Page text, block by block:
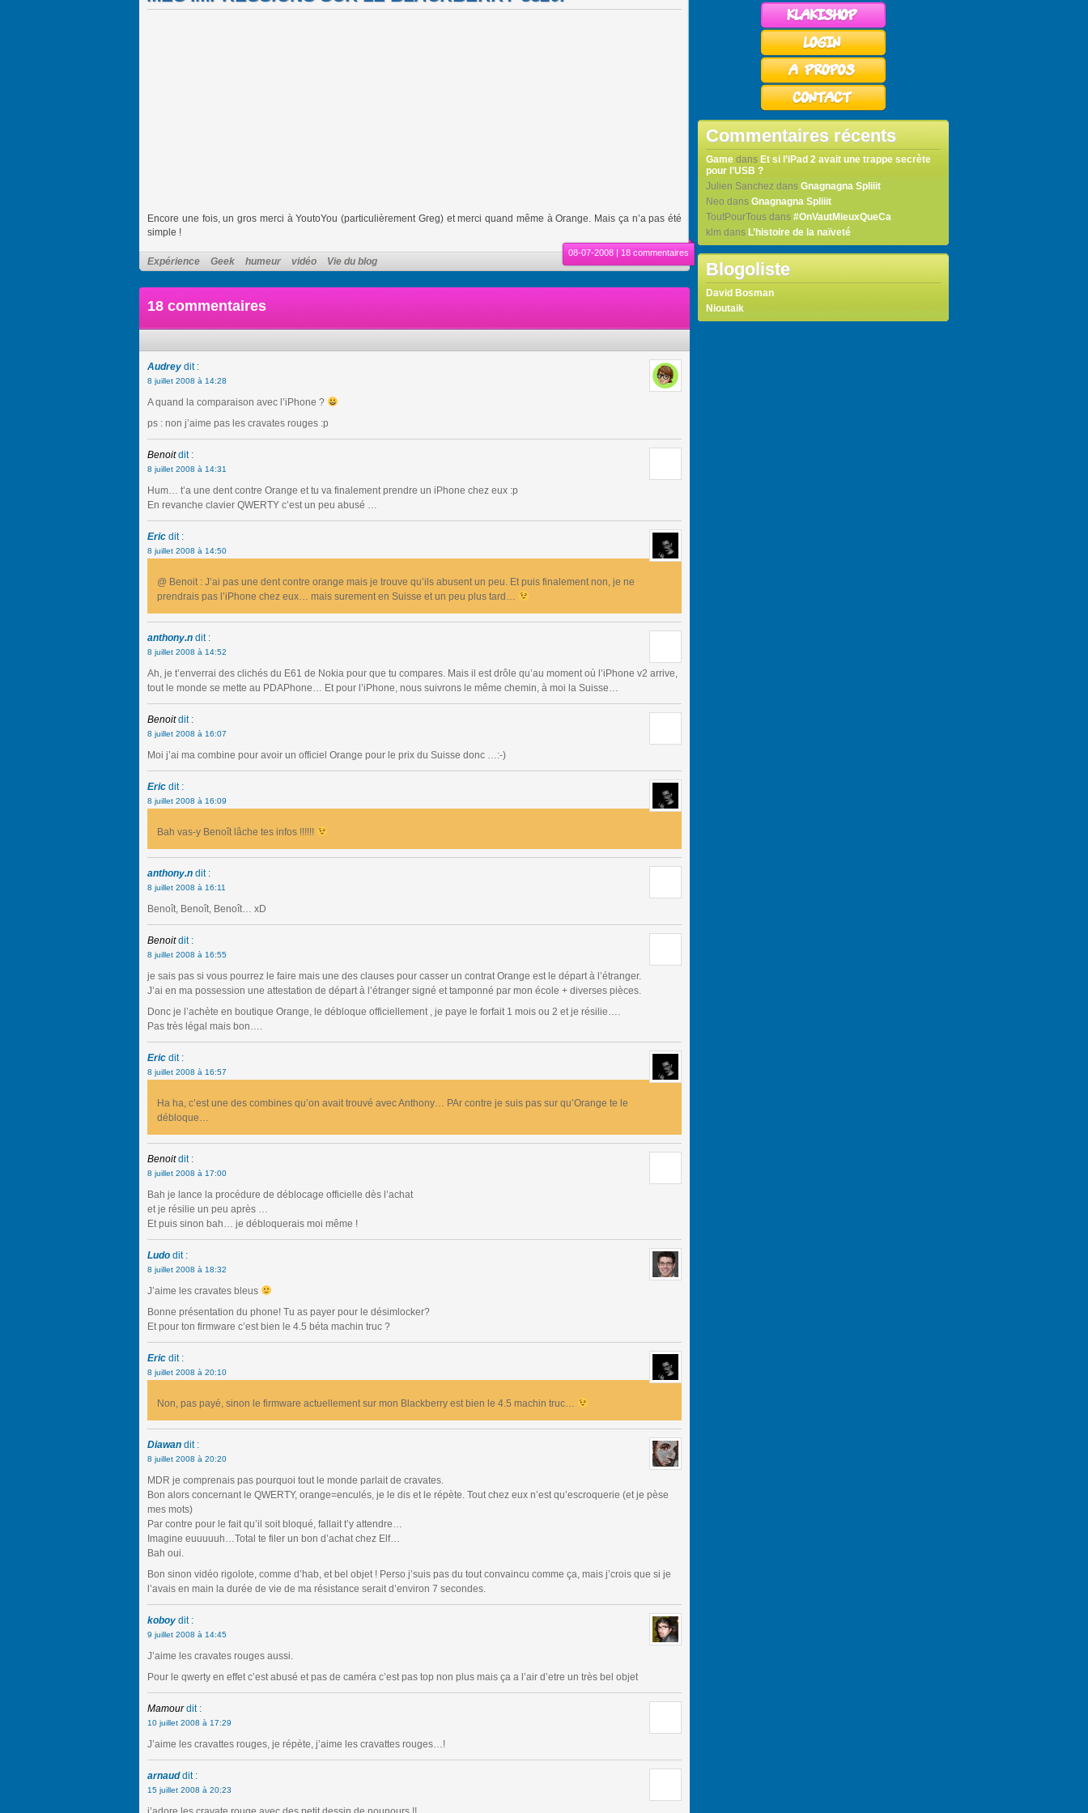
Encore une fois, un gros merci à YoutoYou (particulièrement Greg) et merci quand même à Orange. Mais ça n’a pas été
simple !
Expérience Geek humeur vidéo Vie du blog
08-07-2008 | 18 commentaires
18 commentaires
Audrey dit :
8 juillet 2008 à 14:28
A quand la comparaison avec l’iPhone ?
ps : non j’aime pas les cravates rouges :p
Benoit dit :
8 juillet 2008 à 14:31
Hum… t’a une dent contre Orange et tu va finalement prendre un iPhone chez eux :p
En revanche clavier QWERTY c’est un peu abusé …
Eric dit :
8 juillet 2008 à 14:50
@ Benoit : J’ai pas une dent contre orange mais je trouve qu’ils abusent un peu. Et puis finalement non, je ne
prendrais pas l’iPhone chez eux… mais surement en Suisse et un peu plus tard…
anthony.n dit :
8 juillet 2008 à 14:52
Ah, je t’enverrai des clichés du E61 de Nokia pour que tu compares. Mais il est drôle qu’au moment où l’iPhone v2 arrive,
tout le monde se mette au PDAPhone… Et pour l’iPhone, nous suivrons le même chemin, à moi la Suisse…
Benoit dit :
8 juillet 2008 à 16:07
Moi j’ai ma combine pour avoir un officiel Orange pour le prix du Suisse donc …:-)
Eric dit :
8 juillet 2008 à 16:09
Bah vas-y Benoît lâche tes infos !!!!!!
anthony.n dit :
8 juillet 2008 à 16:11
Benoît, Benoît, Benoît… xD
Benoit dit :
8 juillet 2008 à 16:55
je sais pas si vous pourrez le faire mais une des clauses pour casser un contrat Orange est le départ à l’étranger.
J’ai en ma possession une attestation de départ à l’étranger signé et tamponné par mon école + diverses pièces.
Donc je l’achète en boutique Orange, le débloque officiellement , je paye le forfait 1 mois ou 2 et je résilie….
Pas très légal mais bon….
Eric dit :
8 juillet 2008 à 16:57
Ha ha, c’est une des combines qu’on avait trouvé avec Anthony… PAr contre je suis pas sur qu’Orange te le
débloque…
Benoit dit :
8 juillet 2008 à 17:00
Bah je lance la procédure de déblocage officielle dès l’achat
et je résilie un peu après …
Et puis sinon bah… je débloquerais moi même !
Ludo dit :
8 juillet 2008 à 18:32
J’aime les cravates bleus
Bonne présentation du phone! Tu as payer pour le désimlocker?
Et pour ton firmware c’est bien le 4.5 béta machin truc ?
Eric dit :
8 juillet 2008 à 20:10
Non, pas payé, sinon le firmware actuellement sur mon Blackberry est bien le 4.5 machin truc…
Diawan dit :
8 juillet 2008 à 20:20
MDR je comprenais pas pourquoi tout le monde parlait de cravates.
Bon alors concernant le QWERTY, orange=enculés, je le dis et le répète. Tout chez eux n’est qu’escroquerie (et je pèse
mes mots)
Par contre pour le fait qu’il soit bloqué, fallait t’y attendre…
Imagine euuuuuh…Total te filer un bon d’achat chez Elf…
Bah oui.
Bon sinon vidéo rigolote, comme d’hab, et bel objet ! Perso j’suis pas du tout convaincu comme ça, mais j’crois que si je
l’avais en main la durée de vie de ma résistance serait d’environ 7 secondes.
koboy dit :
9 juillet 2008 à 14:45
J’aime les cravates rouges aussi.
Pour le qwerty en effet c’est abusé et pas de caméra c’est pas top non plus mais ça a l’air d’etre un très bel objet
Mamour dit :
10 juillet 2008 à 17:29
J’aime les cravattes rouges, je répète, j’aime les cravattes rouges…!
arnaud dit :
15 juillet 2008 à 20:23
Commentaires récents
Game dans Et si l’iPad 2 avait une trappe secrète
pour l’USB ?
Julien Sanchez dans Gnagnagna Spliiit
Neo dans Gnagnagna Spliiit
ToutPourTous dans #OnVautMieuxQueCa
klm dans L’histoire de la naïveté
Blogoliste
David Bosman
Nioutaik